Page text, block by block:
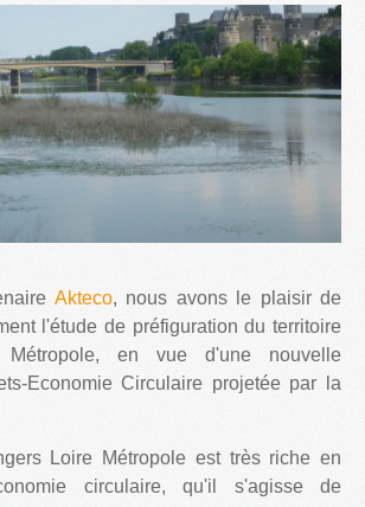
Akteco, nous avons le plaisir de
l'étude de préfiguration du territoire
Métropole, en vue d'une nouvelle
Economie Circulaire projetée par la
Loire Métropole est très riche en
circulaire, qu'il s'agisse de